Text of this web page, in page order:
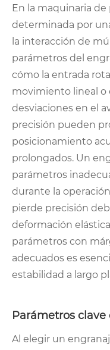
En la maquinaria de
determinada por
la interacción de
parámetros del
cómo la entrada
movimiento lineal o
desviaciones en el
precisión pueden
posicionamiento
prolongados. Un
parámetros
durante la
pierde precisión
deformación
parámetros con
adecuados es
estabilidad a largo
Parámetros
Al elegir un